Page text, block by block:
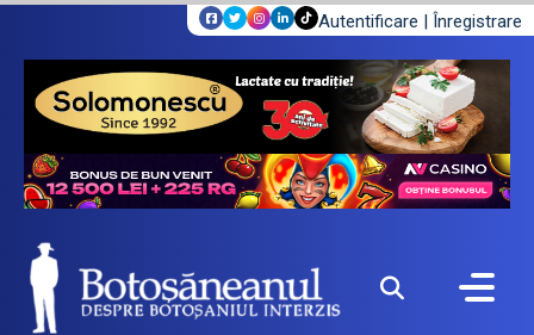
Autentificare | Înregistrare